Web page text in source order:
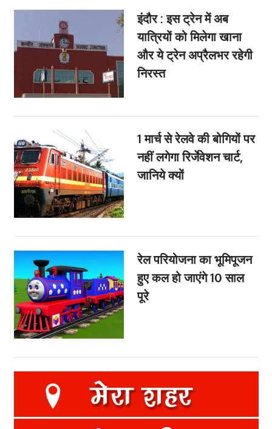
इंदौर : इस ट्रेन में अब
यात्रियों को मिलेगा खाना
और ये ट्रेन अप्रैलभर रहेगी
निरस्त
1 मार्च से रेलवे की बोगियों पर
नहीं लगेगा रिर्जेवेशन चार्ट,
जानिये क्यों
रेल परियोजना का भूमिपूजन
हुए कल हो जाएंगे 10 साल
पूरे